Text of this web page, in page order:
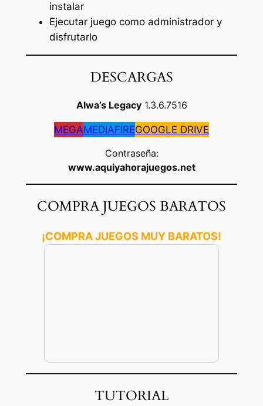
instalar
Ejecutar juego como administrador y
disfrutarlo
DESCARGAS
Alwa’s Legacy1.3.6.7516
MEGAMEDIAFIREGOOGLE DRIVE
Contraseña:
www.aquiyahorajuegos.net
COMPRA JUEGOS BARATOS
¡COMPRA JUEGOS MUY BARATOS!
TUTORIAL